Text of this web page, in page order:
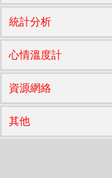
統計分析
心情溫度計
資源網絡
其他